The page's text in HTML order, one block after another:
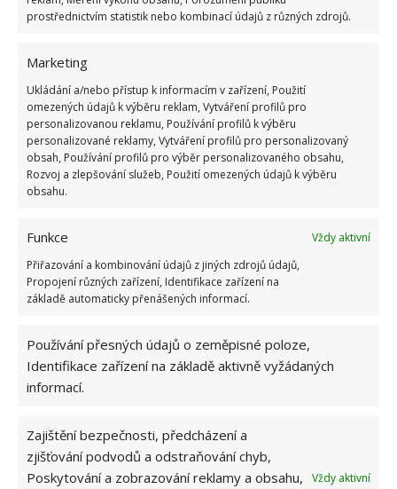
prostřednictvím statistik nebo kombinací údajů z různých zdrojů.
Marketing
Ukládání a/nebo přístup k informacím v zařízení, Použití
omezených údajů k výběru reklam, Vytváření profilů pro
personalizovanou reklamu, Používání profilů k výběru
personalizované reklamy, Vytváření profilů pro personalizovaný
obsah, Používání profilů pro výběr personalizovaného obsahu,
Rozvoj a zlepšování služeb, Použití omezených údajů k výběru
obsahu.
Funkce
Vždy aktivní
Přiřazování a kombinování údajů z jiných zdrojů údajů,
Propojení různých zařízení, Identifikace zařízení na
základě automaticky přenášených informací.
Používání přesných údajů o zeměpisné poloze,
Identifikace zařízení na základě aktivně vyžádaných
informací.
Zajištění bezpečnosti, předcházení a
zjišťování podvodů a odstraňování chyb,
Poskytování a zobrazování reklamy a obsahu,
Vždy aktivní
Fotografie: Freepik
Z popela si můžete také připravit různé směsi,
kterými budete kýžené plodiny přihnojovat jednou
týdně. Kromě té uvedené výše vyzkoušejte výluh ze
směsi bylin (jetele, jitrocele a kopřivy), který
necháte týden odstát a do něhož přimícháte 300
gramů popela. Výluh zřeďte s vodou v poměru 1 : 10
a aplikujte ho. Rostliny vám svými velkými a
Zdroj: GardeningKnowHow